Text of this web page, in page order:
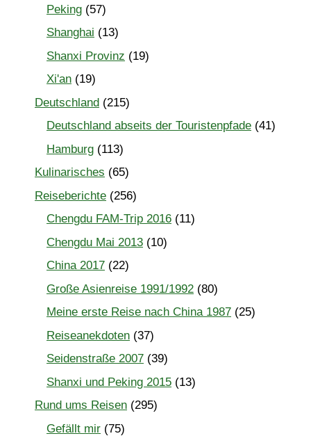
Peking (57)
Shanghai (13)
Shanxi Provinz (19)
Xi'an (19)
Deutschland (215)
Deutschland abseits der Touristenpfade (41)
Hamburg (113)
Kulinarisches (65)
Reiseberichte (256)
Chengdu FAM-Trip 2016 (11)
Chengdu Mai 2013 (10)
China 2017 (22)
Große Asienreise 1991/1992 (80)
Meine erste Reise nach China 1987 (25)
Reiseanekdoten (37)
Seidenstraße 2007 (39)
Shanxi und Peking 2015 (13)
Rund ums Reisen (295)
Gefällt mir (75)